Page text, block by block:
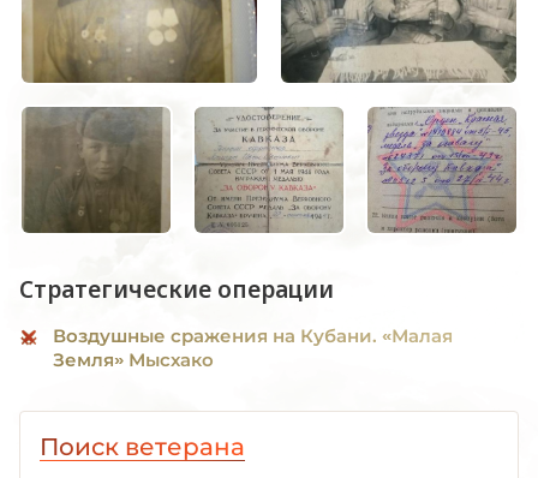
Стратегические операции
Воздушные сражения на Кубани. «Малая
Земля» Мысхако
Поиск ветерана